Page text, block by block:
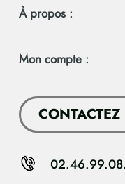
À propos :
Mon compte :